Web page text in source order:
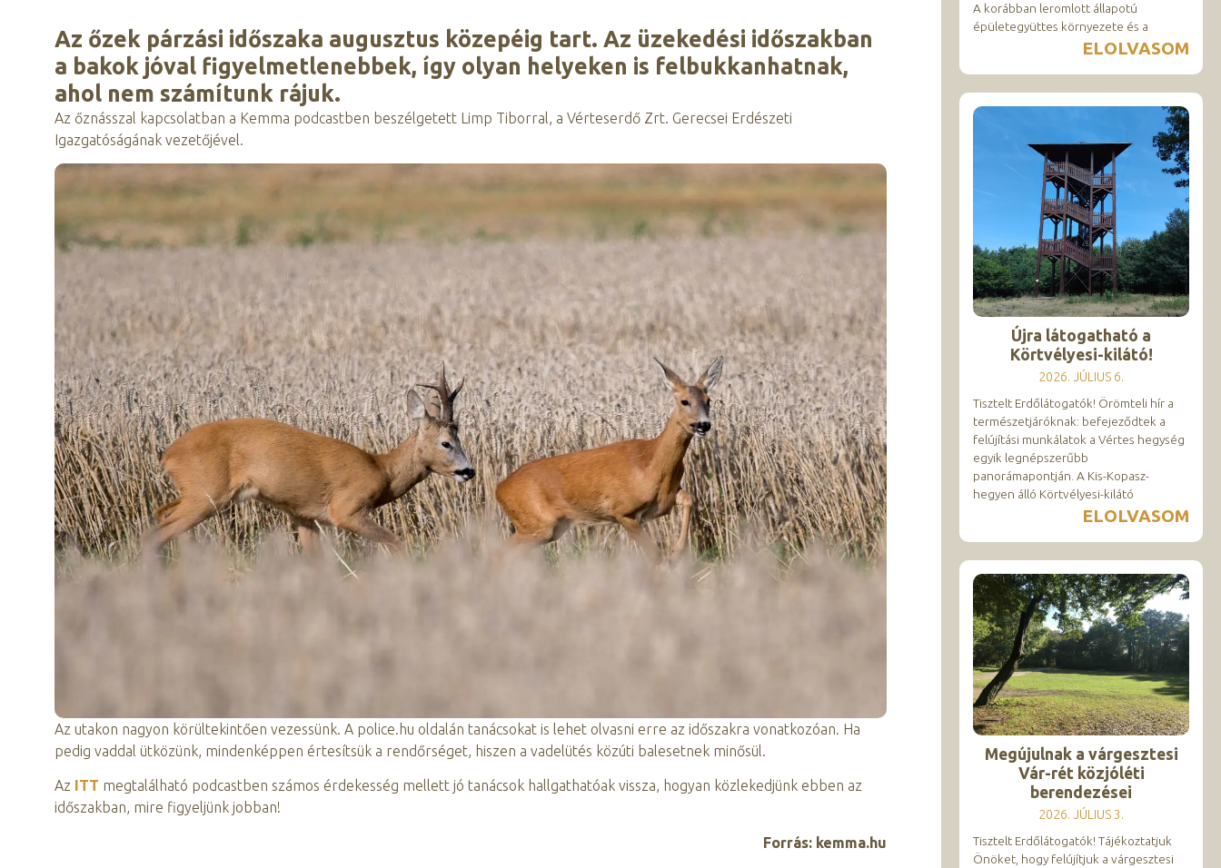
Az őzek párzási időszaka augusztus közepéig tart. Az üzekedési időszakban
a bakok jóval figyelmetlenebbek, így olyan helyeken is felbukkanhatnak,
ahol nem számítunk rájuk.
Az őznásszal kapcsolatban a Kemma podcastben beszélgetett Limp Tiborral, a Vérteserdő Zrt. Gerecsei Erdészeti
Igazgatóságának vezetőjével.
Az utakon nagyon körültekintően vezessünk. A police.hu oldalán tanácsokat is lehet olvasni erre az időszakra vonatkozóan. Ha
pedig vaddal ütközünk, mindenképpen értesítsük a rendőrséget, hiszen a vadelütés közúti balesetnek minősül.
Az ITT megtalálható podcastben számos érdekesség mellett jó tanácsok hallgathatóak vissza, hogyan közlekedjünk ebben az
időszakban, mire figyeljünk jobban!
Forrás: kemma.hu
A korábban leromlott állapotú
épületegyüttes környezete és a
ELOLVASOM
Újra látogatható a
Körtvélyesi-kilátó!
2026. JÚLIUS 6.
Tisztelt Erdőlátogatók! Örömteli hír a
természetjáróknak: befejeződtek a
felújítási munkálatok a Vértes hegység
egyik legnépszerűbb
panorámapontján. A Kis-Kopasz-
hegyen álló Körtvélyesi-kilátó
ELOLVASOM
Megújulnak a várgesztesi
Vár-rét közjóléti
berendezései
2026. JÚLIUS 3.
Tisztelt Erdőlátogatók! Tájékoztatjuk
Önöket, hogy felújítjuk a várgesztesi